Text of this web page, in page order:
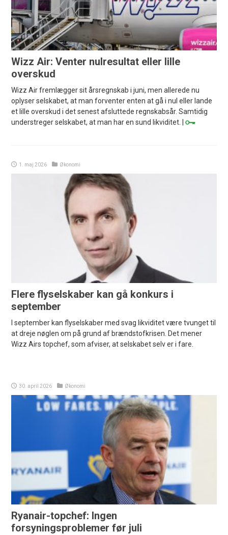
Wizz Air: Venter nulresultat eller lille
overskud
Wizz Air fremlægger sit årsregnskab i juni, men allerede nu
oplyser selskabet, at man forventer enten at gå i nul eller lande
et lille overskud i det senest afsluttede regnskabsår. Samtidig
understreger selskabet, at man har en sund likviditet. |
1. maj 2026 Økonomi
Flere flyselskaber kan gå konkurs i
september
I september kan flyselskaber med svag likviditet være tvunget til
at dreje nøglen om på grund af brændstofkrisen. Det mener
Wizz Airs topchef, som afviser, at selskabet selv er i fare.
30. april 2026 Økonomi
Ryanair-topchef: Ingen
forsyningsproblemer før juli